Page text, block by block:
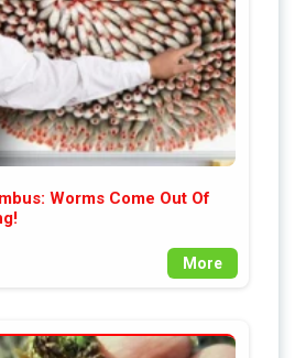
Worms Come Out Of
More